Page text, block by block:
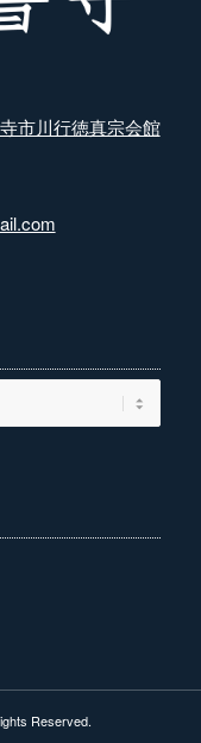
市川行徳真宗会館
Reserved.